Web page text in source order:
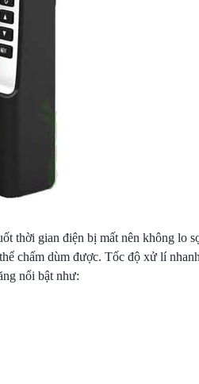
thời gian điện bị mất nên không lo
chấm dùm được. Tốc độ xử lí
nổi bật như: